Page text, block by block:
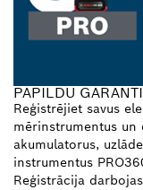
PAPILDU
Reģistrējiet savus
mērinstrumentus
akumulatorus,
instrumentus
Reģistrācija